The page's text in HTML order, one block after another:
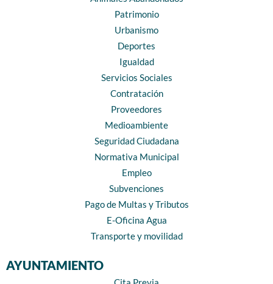
Patrimonio
Urbanismo
Deportes
Igualdad
Servicios Sociales
Contratación
Proveedores
Medioambiente
Seguridad Ciudadana
Normativa Municipal
Empleo
Subvenciones
Pago de Multas y Tributos
E-Oficina Agua
Transporte y movilidad
AYUNTAMIENTO